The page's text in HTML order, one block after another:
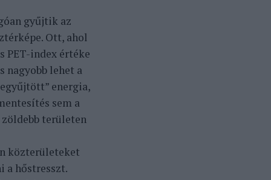
gyűjtik az
Ott, ahol
PET-index értéke
nagyobb lehet a
energia,
sem a
területen
közterületeket
a hőstresszt.